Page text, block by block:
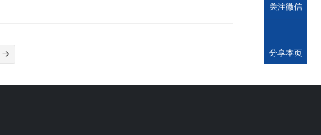
…
关注微信
分享本页